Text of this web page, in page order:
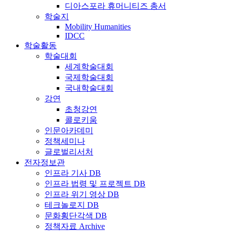
디아스포라 휴머니티즈 총서
학술지
Mobility Humanities
IDCC
학술활동
학술대회
세계학술대회
국제학술대회
국내학술대회
강연
초청강연
콜로키움
인문아카데미
정책세미나
글로벌리서처
전자정보관
인프라 기사 DB
인프라 법령 및 프로젝트 DB
인프라 위기 영상 DB
테크놀로지 DB
문화횡단각색 DB
정책자료 Archive